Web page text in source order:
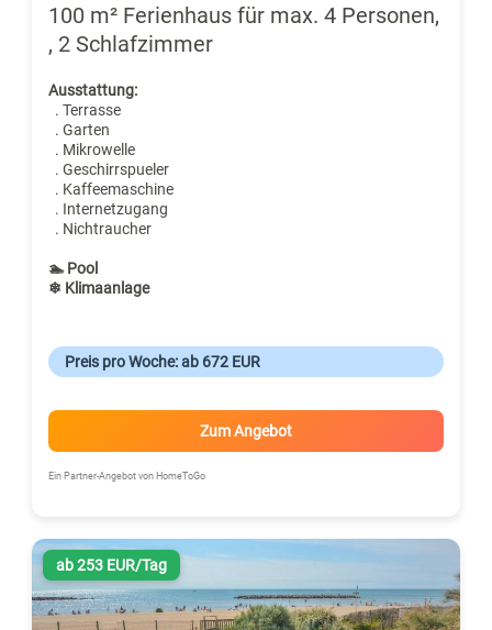
100 m² Ferienhaus für max. 4 Personen,
, 2 Schlafzimmer
Ausstattung:
. Terrasse
. Garten
. Mikrowelle
. Geschirrspueler
. Kaffeemaschine
. Internetzugang
. Nichtraucher
🏊 Pool
❄ Klimaanlage
Preis pro Woche: ab 672 EUR
Zum Angebot
Ein Partner-Angebot von HomeToGo
ab 253 EUR/Tag